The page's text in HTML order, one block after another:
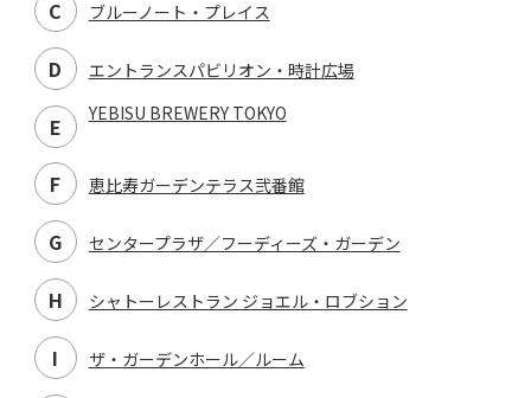
C ブルーノート・プレイス
D エントランスパビリオン・ 時計広場
E YEBISU BREWERY TOKYO
F 恵比寿ガーデンテラス弐番館
G センタープラザ／フーディーズ・ ガーデン
H シャトーレストラン ジョエル・ ロブション
I ザ・ガーデンホール／ルーム